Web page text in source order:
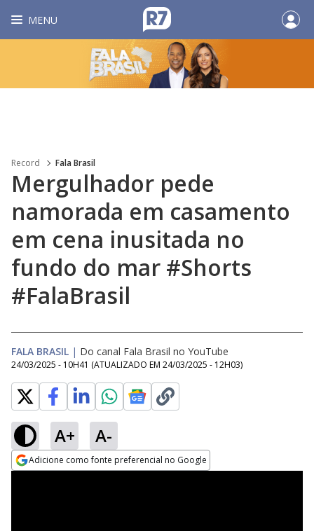
MENU
Record Fala Brasil
Mergulhador pede
namorada em casamento
em cena inusitada no
fundo do mar #Shorts
#FalaBrasil
FALA BRASIL | Do canal Fala Brasil no YouTube
24/03/2025 - 10H41 (ATUALIZADO EM 24/03/2025 - 12H03)
A+ A-
Adicione como fonte preferencial no Google